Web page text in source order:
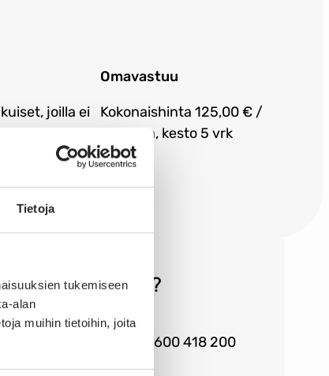
Tietoja
tukemiseen
alan
muihin tietoihin, joita
joilla ei
Omavastuu
Kokonaishinta 125,00 € /
aikuinen, kesto 5 vrk
kysyttävää?
Palvelunumero 0600 418 200